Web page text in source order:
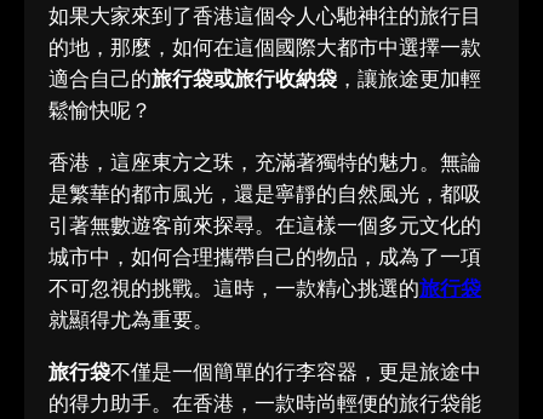
如果大家來到了香港這個令人心馳神往的旅行目
的地，那麼，如何在這個國際大都市中選擇一款
適合自己的旅行袋或旅行收納袋 ，讓旅途更加輕
鬆愉快呢？
香港，這座東方之珠，充滿著獨特的魅力。無論
是繁華的都市風光，還是寧靜的自然風光，都吸
引著無數遊客前來探尋。在這樣一個多元文化的
城市中，如何合理攜帶自己的物品，成為了一項
不可忽視的挑戰。這時，一款精心挑選的旅行袋
就顯得尤為重要。
旅行袋不僅是一個簡單的行李容器，更是旅途中
的得力助手。在香港，一款時尚輕便的旅行袋能